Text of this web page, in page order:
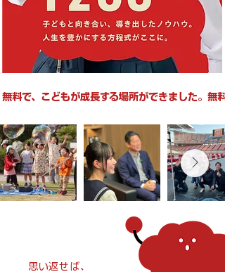
無料で、こどもが成長する場所ができました。
思い返せば、